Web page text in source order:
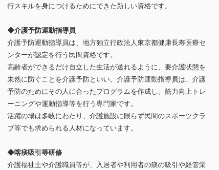
行スキルを身につけるためにできた新しい資格です。
◆介護予防運動指導員
介護予防運動指導員は、地方独立行政法人東京都健康長寿医療セ
ンターが認定を行う民間資格です。
高齢者ができるだけ自立した生活が送れるように、要介護状態を
未然に防ぐことを介護予防といい、介護予防運動指導員は、介護
予防のためにその人に合ったプログラムを作成し、筋力向上トレ
ーニングや運動指導等を行う専門家です。
活躍の場は多岐にわたり、介護施設に限らず民間のスポーツクラ
ブ等でも求められる人材になっています。
◆喀痰吸引等研修
介護福祉士や介護職員等が、入居者や利用者の痰の吸引や経管栄